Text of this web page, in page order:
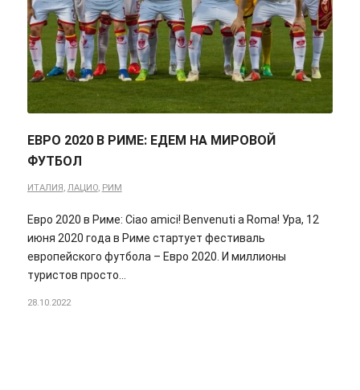
ЕВРО 2020 В РИМЕ: ЕДЕМ НА МИРОВОЙ
ФУТБОЛ
ИТАЛИЯ , ЛАЦИО, РИМ
Евро 2020 в Риме: Ciao amici! Benvenuti a Roma! Ура, 12
июня 2020 года в Риме стартует фестиваль
европейского футбола – Евро 2020. И миллионы
туристов просто…
28.10.2022